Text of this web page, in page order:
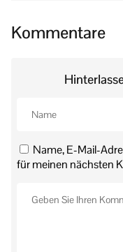
Kommentare
Name, E-Mail-
für meinen nächsten